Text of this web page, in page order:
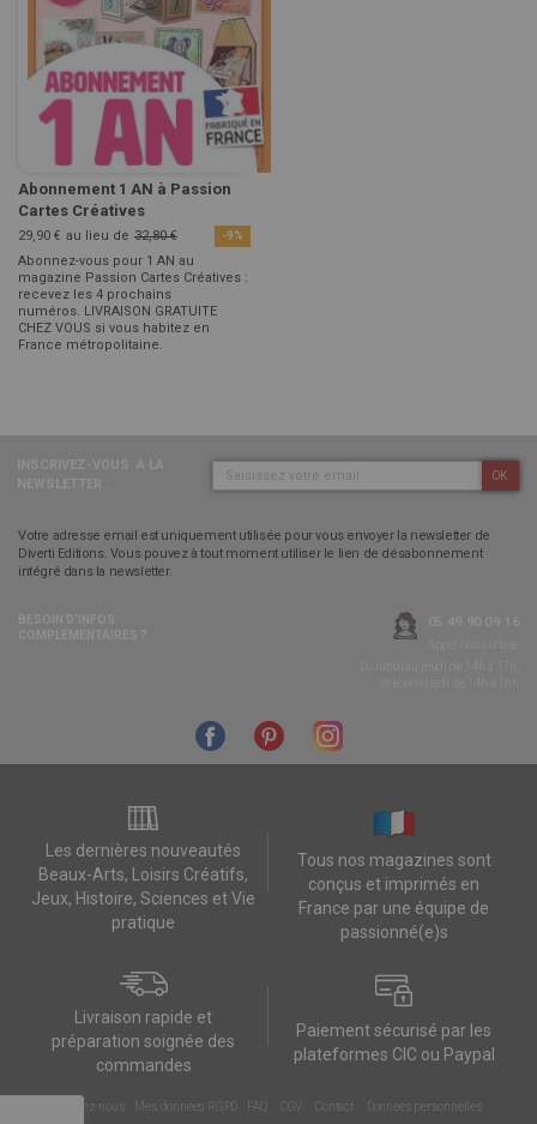
Abonnement 1 AN à Passion
Cartes Créatives
29,90 € au lieu de 32,80 € -9%
Abonnez-vous pour 1 AN au
magazine Passion Cartes Créatives :
recevez les 4 prochains
numéros. LIVRAISON GRATUITE
CHEZ VOUS si vous habitez en
France métropolitaine.
OK
Votre adresse email est uniquement utilisée pour vous envoyer la newsletter de
Diverti Editions. Vous pouvez à tout moment utiliser le lien de désabonnement
intégré dans la newsletter.
Les dernières nouveautés
Beaux-Arts, Loisirs Créatifs,
Jeux, Histoire, Sciences et Vie
pratique
Tous nos magazines sont
conçus et imprimés en
France par une équipe de
passionné(e)s
Livraison rapide et
préparation soignée des
commandes
Paiement sécurisé par les
plateformes CIC ou Paypal
Contactez-nous Mes données RGPD FAQ CGV Contact
Données personnelles